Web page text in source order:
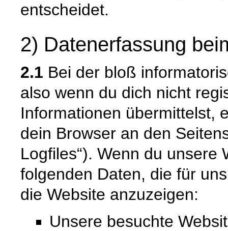
entscheidet.
2) Datenerfassung
2.1 Bei der bloß
also wenn du dich nicht
Informationen übermittelst,
dein Browser an den
Logfiles“). Wenn du unsere
folgenden Daten, die für
die Website anzuzeigen:
Unsere besuchte